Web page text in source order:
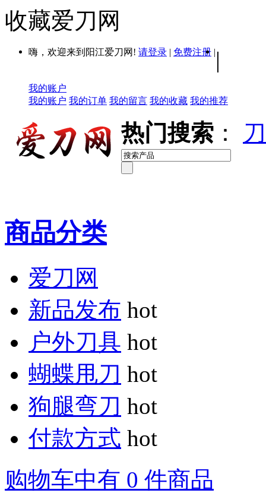
收藏爱刀网
嗨，欢迎来到阳江爱刀网! 请登录 | 免费注册 | |
我的账户
我的账户 我的订单 我的留言 我的收藏 我的推荐
热门搜索 ：
商品分类
爱刀网
新品发布 hot
户外刀具 hot
蝴蝶甩刀 hot
狗腿弯刀 hot
付款方式 hot
购物车中有 0 件商品